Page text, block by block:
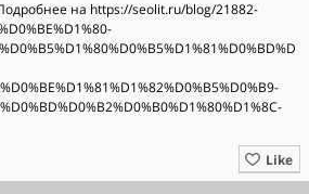
на https://seolit.ru/blog/21882-
Like